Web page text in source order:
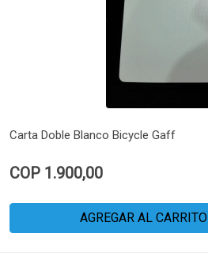
Carta Doble Blanco Bicycle Gaff
COP 1.900,00
AGREGAR AL CARRITO